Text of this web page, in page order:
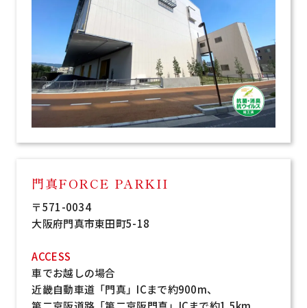
門真FORCE PARKII
〒571-0034
大阪府門真市東田町5-18
ACCESS
車でお越しの場合
近畿自動車道「門真」ICまで約900m、